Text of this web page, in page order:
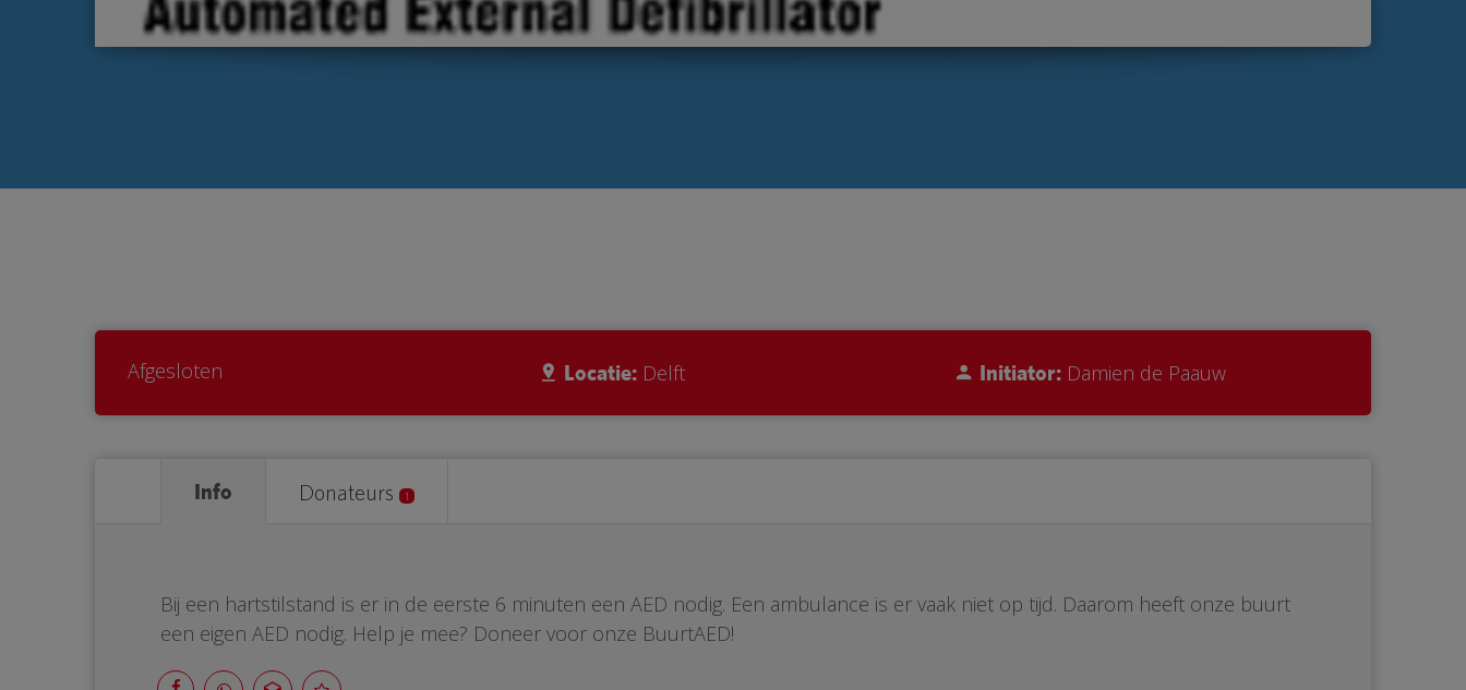
Afgesloten Locatie: Delft Initiator: Damien de Paauw
Info Donateurs 1
Bij een hartstilstand is er in de eerste 6 minuten een AED nodig. Een ambulance is er vaak niet op tijd. Daarom heeft onze buurt
een eigen AED nodig. Help je mee? Doneer voor onze BuurtAED!